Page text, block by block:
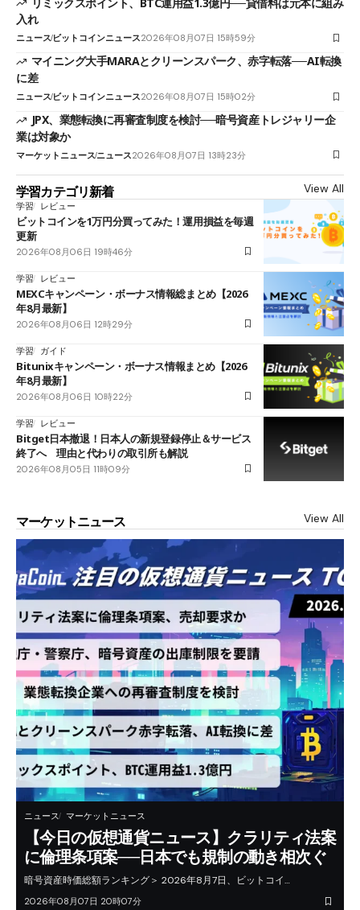
入れ
ニュースビットコインニュース2026年08月07日 15時59分
マイニング大手MARAとクリーンスパーク、赤字転落──AI転換
に差
ニュースビットコインニュース2026年08月07日 15時02分
JPX、業態転換に再審査制度を検討──暗号資産トレジャリー企
業は対象か
マーケットニュースニュース2026年08月07日 13時23分
学習カテゴリ新着 View All
学習 レビュー
ビットコインを1万円分買ってみた！運用損益を毎週
更新
2026年08月06日 19時46分
学習 レビュー
MEXCキャンペーン・ボーナス情報総まとめ【2026
年8月最新】
2026年08月06日 12時29分
学習 ガイド
Bitunixキャンペーン・ボーナス情報まとめ【2026
年8月最新】
2026年08月06日 10時22分
学習 レビュー
Bitget日本撤退！日本人の新規登録停止＆サービス
終了へ 理由と代わりの取引所も解説
2026年08月05日 11時09分
マーケットニュース View All
ニュース マーケットニュース
【今日の仮想通貨ニュース】クラリティ法案
に倫理条項案──日本でも規制の動き相次ぐ
暗号資産時価総額ランキング＞ 2026年8月7日、ビットコイ…
2026年08月07日 20時07分